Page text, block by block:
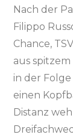
Nach der
Filippo
Chance,
aus
in der Folge
einen
Distanz